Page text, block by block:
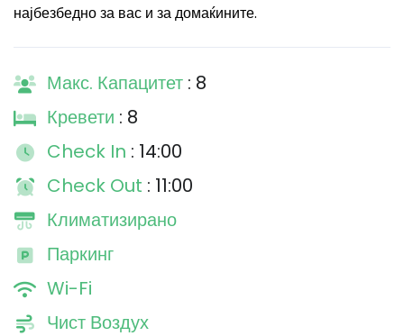
најбезбедно за вас и за домаќините.
Макс. Капацитет : 8
Кревети : 8
Check In : 14:00
Check Out : 11:00
Климатизирано
Паркинг
Wi-Fi
Чист Воздух